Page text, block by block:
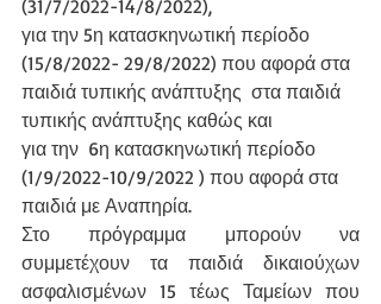
(31/7/2022-14/8/2022),
για την 5η κατασκηνωτική περίοδο
(15/8/2022- 29/8/2022) που αφορά στα
παιδιά τυπικής ανάπτυξης  στα παιδιά
τυπικής ανάπτυξης καθώς και
για την  6η κατασκηνωτική περίοδο
(1/9/2022-10/9/2022 ) που αφορά στα
παιδιά με Αναπηρία.
Στο πρόγραμμα μπορούν να
συμμετέχουν τα παιδιά δικαιούχων
ασφαλισμένων 15 τέως Ταμείων που